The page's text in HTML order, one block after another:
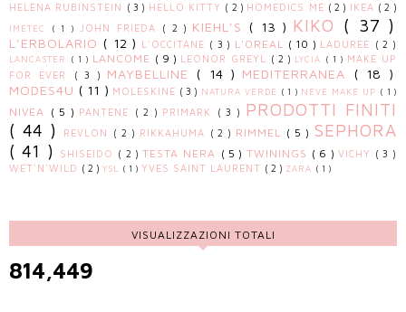
HELENA RUBINSTEIN
( 3 ) HELLO KITTY ( 2 ) HOMEDICS ME ( 2 ) IKEA ( 2 )
IMETEC ( 1 ) JOHN FRIEDA ( 2 ) KIEHL'S ( 13 ) KIKO ( 37 )
L'ERBOLARIO ( 12 ) L'OCCITANE ( 3 ) L'OREAL ( 10 ) LADUREE ( 2 )
LANCASTER ( 1 ) LANCOME ( 9 ) LEONOR GREYL ( 2 ) LYCIA ( 1 ) MAKE UP
FOR EVER
( 3 ) MAYBELLINE ( 14 ) MEDITERRANEA ( 18 )
MODES4U ( 11 ) MOLESKINE ( 3 ) NATURA VERDE ( 1 ) NEVE MAKE UP ( 1 )
NIVEA ( 5 ) PANTENE ( 2 ) PRIMARK ( 3 )
PRODOTTI FINITI
( 44 )
REVLON ( 2 ) RIKKAHUMA ( 2 ) RIMMEL ( 5 ) SEPHORA
( 41 )
SHISEIDO ( 2 )TESTA NERA ( 5 ) TWININGS ( 6 ) VICHY ( 3 )
WET'N'WILD ( 2 ) YSL ( 1 ) YVES SAINT LAURENT ( 2 ) ZARA ( 1 )
VISUALIZZAZIONI TOTALI
814,449